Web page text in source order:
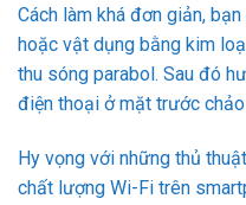
Cách làm khá đơn giản,
hoặc vật dụng bằng kim
thu sóng parabol. Sau đó
điện thoại ở mặt trước
Hy vọng với những thủ
chất lượng Wi-Fi trên